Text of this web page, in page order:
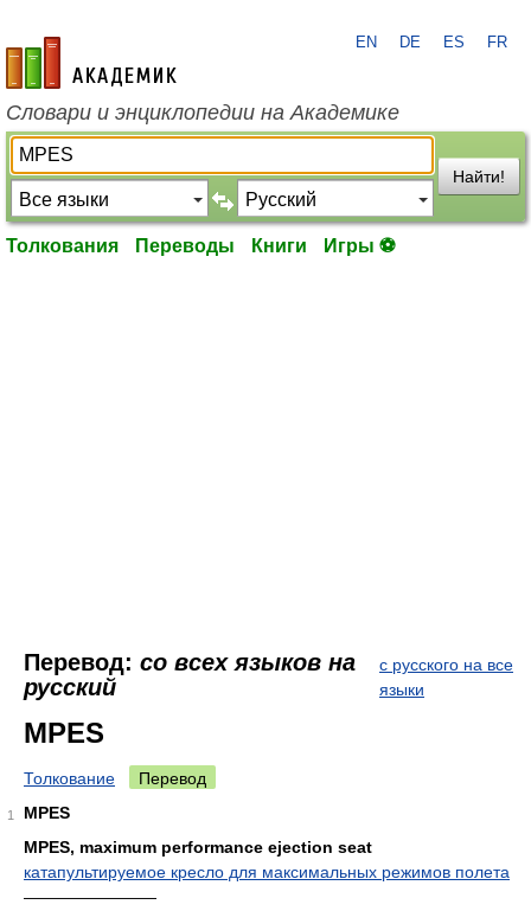
academic.ru
EN DE ES FR
Словари и энциклопедии на Академике
Найти!
Толкования Переводы Книги Игры ⚽
Перевод: со всех языков на
русский
с русского на все
языки
MPES
Толкование Перевод
1
MPES
MPES, maximum performance ejection seat
катапультируемое кресло для максимальных режимов полета
————————